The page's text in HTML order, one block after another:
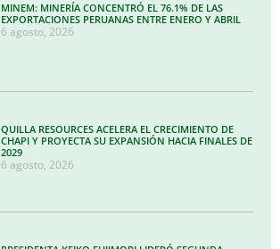
MINEM: MINERÍA CONCENTRÓ EL 76.1% DE LAS
EXPORTACIONES PERUANAS ENTRE ENERO Y ABRIL
6 agosto, 2026
QUILLA RESOURCES ACELERA EL CRECIMIENTO DE
CHAPI Y PROYECTA SU EXPANSIÓN HACIA FINALES DE
2029
6 agosto, 2026